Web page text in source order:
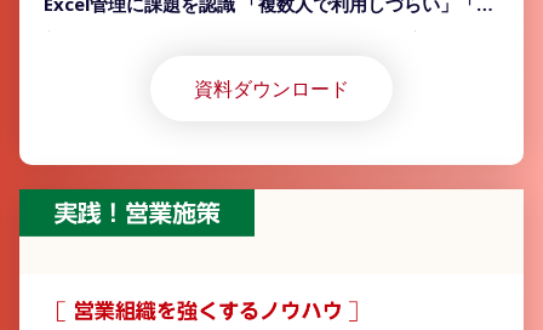
新版がどこにあるかわからない」など課題が挙がるも、
「Excel」以外のツール導入が進んでいない実態が明ら
資料ダウンロード